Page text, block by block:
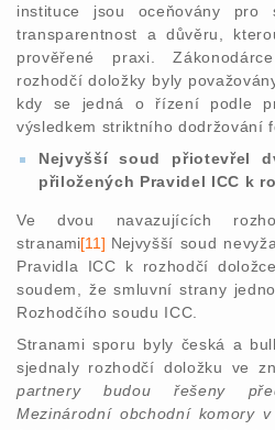
instituce jsou oceňovány pro
transparentnost a důvěru,
prověřené praxi.
rozhodčí doložky byly
kdy se jedná o řízení podle
výsledkem striktního dodržování
Nejvyšší soud přiotevřel
přiložených Pravidel ICC k
Ve dvou navazujících
stranami[11] Nejvyšší soud
Pravidla ICC k rozhodčí
soudem, že smluvní strany
Rozhodčího soudu ICC.
Stranami sporu byly česká a
sjednaly rozhodčí doložku ve
partnery budou řešeny
Mezinárodní obchodní komory